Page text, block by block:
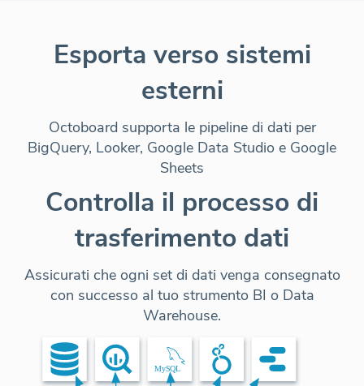
Esporta verso sistemi
esterni
Octoboard supporta le pipeline di dati per
BigQuery, Looker, Google Data Studio e Google
Sheets
Controlla il processo di
trasferimento dati
Assicurati che ogni set di dati venga consegnato
con successo al tuo strumento BI o Data
Warehouse.